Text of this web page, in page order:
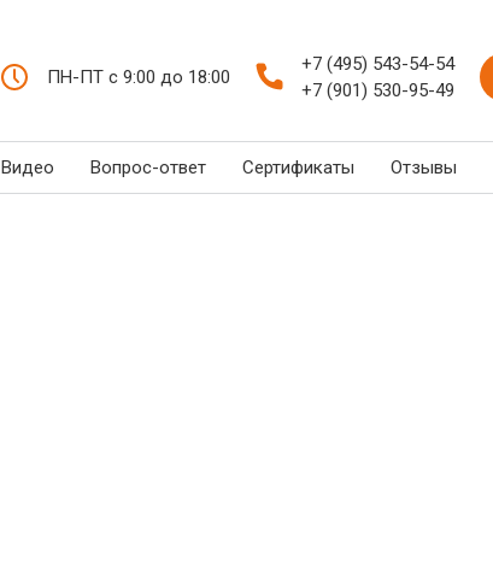
ПН-ПТ с 9:00 до 18:00
+7 (495) 543-54-54
+7 (901) 530-95-49
Видео Вопрос-ответ Сертификаты Отзывы